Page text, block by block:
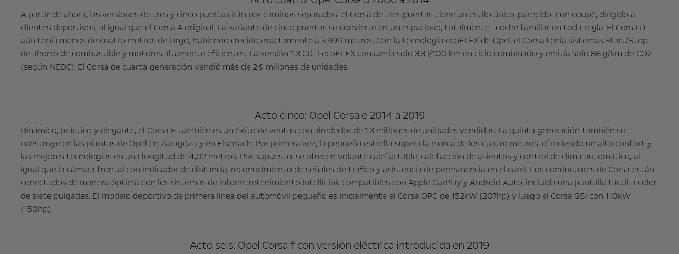
A partir de ahora, las versiones de tres y cinco puertas irán por caminos separados: el Corsa de tres puertas tiene un estilo único, parecido a un coupé, dirigido a
clientes deportivos, al igual que el Corsa A original. La variante de cinco puertas se convierte en un espacioso, totalmente -coche familiar en toda regla. El Corsa D
aún tenía menos de cuatro metros de largo, habiendo crecido exactamente a 3.999 metros. Con la tecnología ecoFLEX de Opel, el Corsa tenía sistemas Start/Stop
de ahorro de combustible y motores altamente eficientes. La versión 1.3 CDTI ecoFLEX consumía solo 3,3 l/100 km en ciclo combinado y emitía solo 88 g/km de CO2
(según NEDC). El Corsa de cuarta generación vendió más de 2,9 millones de unidades.
Acto cinco: Opel Corsa e 2014 a 2019
Dinámico, práctico y elegante, el Corsa E también es un éxito de ventas con alrededor de 1,3 millones de unidades vendidas. La quinta generación también se
construye en las plantas de Opel en Zaragoza y en Eisenach. Por primera vez, la pequeña estrella supera la marca de los cuatro metros, ofreciendo un alto confort y
las mejores tecnologías en una longitud de 4,02 metros. Por supuesto, se ofrecen volante calefactable, calefacción de asientos y control de clima automático, al
igual que la cámara frontal con indicador de distancia, reconocimiento de señales de tráfico y asistencia de permanencia en el carril. Los conductores de Corsa están
conectados de manera óptima con los sistemas de infoentretenimiento IntelliLink compatibles con Apple CarPlay y Android Auto, incluida una pantalla táctil a color
de siete pulgadas. El modelo deportivo de primera línea del automóvil pequeño es inicialmente el Corsa OPC de 152kW (207hp) y luego el Corsa GSi con 110kW
(150hp).
Acto seis: Opel Corsa f con versión eléctrica introducida en 2019